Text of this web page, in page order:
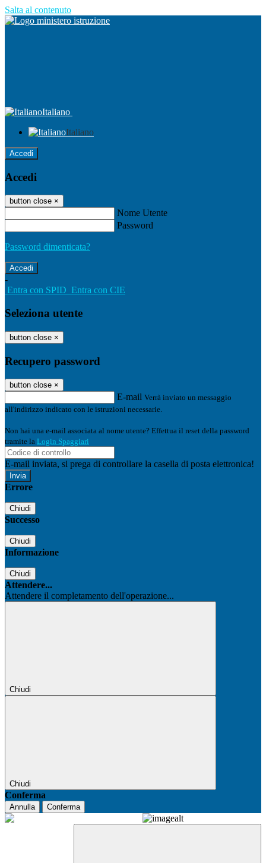
Salta al contenuto
Italiano
Italiano
Accedi
Accedi
button close ×
Nome Utente
Password
Password dimenticata?
-
Entra con SPID Entra con CIE
Seleziona utente
button close ×
Recupero password
button close ×
E-mail Verrà inviato un messaggio
all'indirizzo indicato con le istruzioni necessarie.
Non hai una e-mail associata al nome utente? Effettua il reset della password
tramite la Login Spaggiari
E-mail inviata, si prega di controllare la casella di posta elettronica!
Errore
Chiudi
Successo
Chiudi
Informazione
Chiudi
Attendere...
Attendere il completamento dell'operazione...
Chiudi
Chiudi
Conferma
Annulla Conferma